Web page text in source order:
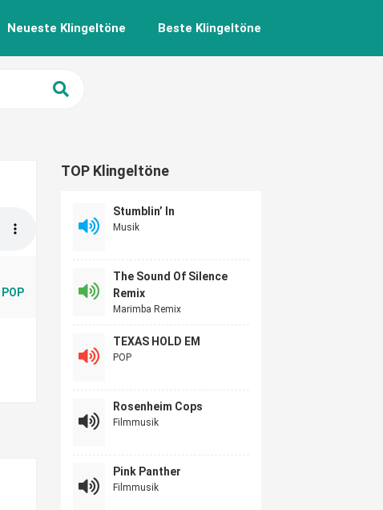
Neueste Klingeltöne Beste Klingeltöne
POP
TOP Klingeltöne
Stumblin’ In
Musik
The Sound Of Silence
Remix
Marimba Remix
TEXAS HOLD EM
POP
Rosenheim Cops
Filmmusik
Pink Panther
Filmmusik